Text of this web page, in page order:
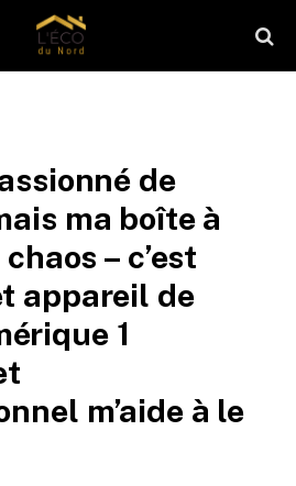
de
ma boîte à
– c’est
appareil de
1
m’aide à le